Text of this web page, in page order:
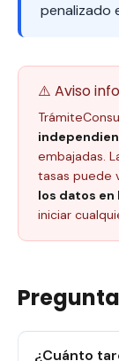
penalizado
⚠️ Aviso
embajadas.
tasas puede
los datos en
iniciar
¿Cuánto